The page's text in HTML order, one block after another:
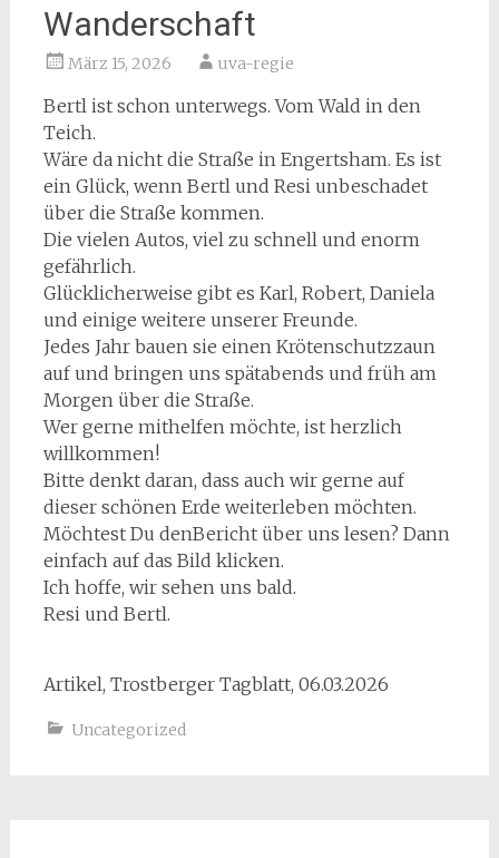
Wanderschaft
März 15, 2026 uva-regie
Bertl ist schon unterwegs. Vom Wald in den
Teich.
Wäre da nicht die Straße in Engertsham. Es ist
ein Glück, wenn Bertl und Resi unbeschadet
über die Straße kommen.
Die vielen Autos, viel zu schnell und enorm
gefährlich.
Glücklicherweise gibt es Karl, Robert, Daniela
und einige weitere unserer Freunde.
Jedes Jahr bauen sie einen Krötenschutzzaun
auf und bringen uns spätabends und früh am
Morgen über die Straße.
Wer gerne mithelfen möchte, ist herzlich
willkommen!
Bitte denkt daran, dass auch wir gerne auf
dieser schönen Erde weiterleben möchten.
Möchtest Du denBericht über uns lesen? Dann
einfach auf das Bild klicken.
Ich hoffe, wir sehen uns bald.
Resi und Bertl.
Artikel, Trostberger Tagblatt, 06.03.2026
Uncategorized